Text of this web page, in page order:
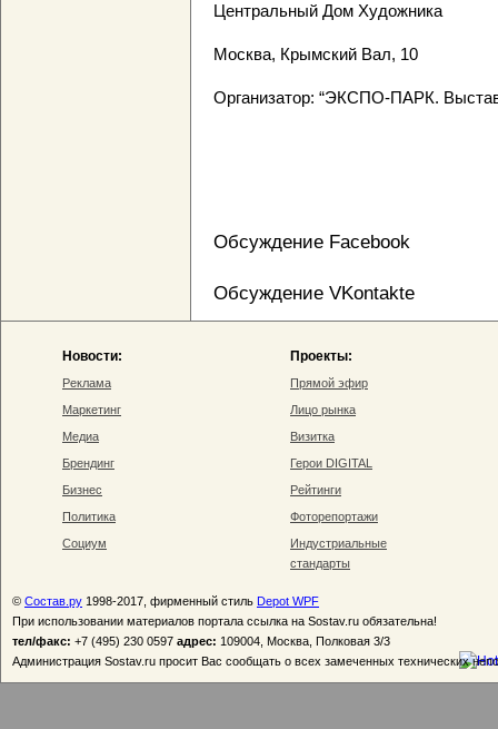
Центральный Дом Художника
Москва, Крымский Вал, 10
Организатор: “ЭКСПО-ПАРК.
Обсуждение Facebook
Обсуждение VKontakte
Новости:
Реклама
Маркетинг
Медиа
Брендинг
Бизнес
Политика
Социум
Проекты:
Прямой эфир
Лицо рынка
Визитка
Герои DIGITAL
Рейтинги
Фоторепортажи
Индустриальные
стандарты
© Состав.ру 1998-2017, фирменный стиль Depot WPF
При использовании материалов портала ссылка на Sostav.ru обязательна!
тел/факс: +7 (495) 230 0597 адрес: 109004, Москва, Полковая 3/3
Администрация Sostav.ru просит Вас сообщать о всех замеченных технических